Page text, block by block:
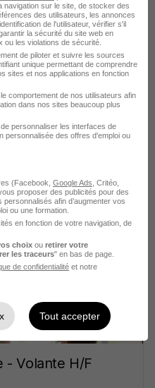
Télétravail partiel
il y a 5 jours
il y a 6 jours
- Volante H/F
navigation sur le site, de stocker des
des utilisateurs, les annonces
de l'utilisateur, vérifier s'il
la sécurité du site web en
les violations de sécurité.
de piloter et suivre les sources
unique permettant de comprendre
sites et nos applications en fonction
comportement de nos utilisateurs afin
dans nos sites beaucoup plus
personnaliser les interfaces de
personnalisée des offres d'emploi ou
(Facebook, Google Ads , Critéo,
proposer des publicités pour des
afin d’augmenter vos
ou une formation.
en fonction de votre navigation, de
choix ou retirer votre
les traceurs" en bas de page.
de confidentialité et notre
Tout accepter